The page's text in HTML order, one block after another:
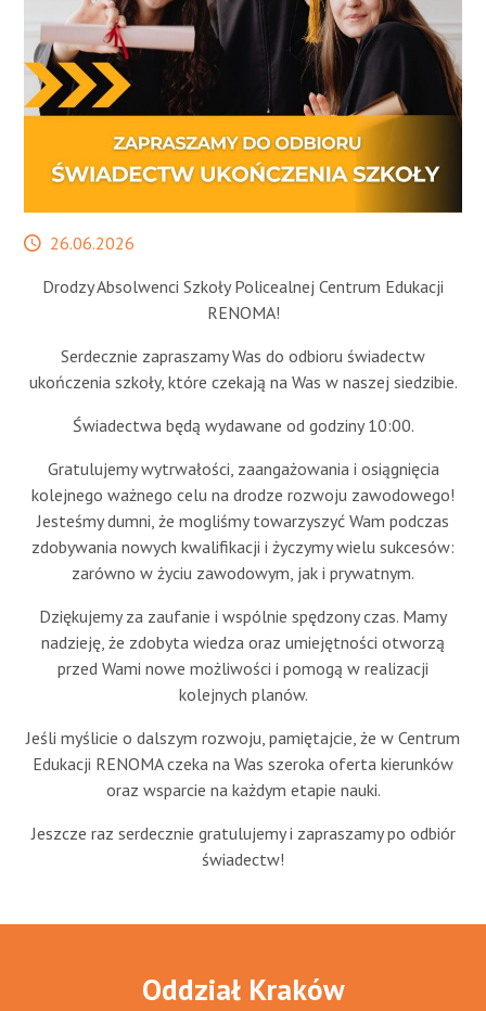
STREFA SŁUCHACZA
Data
26.06.2026
Drodzy Absolwenci Szkoły Policealnej Centrum Edukacji
RENOMA!
Serdecznie zapraszamy Was do odbioru świadectw
ukończenia szkoły, które czekają na Was w naszej siedzibie.
Świadectwa będą wydawane od godziny 10:00.
Gratulujemy wytrwałości, zaangażowania i osiągnięcia
kolejnego ważnego celu na drodze rozwoju zawodowego!
Jesteśmy dumni, że mogliśmy towarzyszyć Wam podczas
zdobywania nowych kwalifikacji i życzymy wielu sukcesów:
zarówno w życiu zawodowym, jak i prywatnym.
Dziękujemy za zaufanie i wspólnie spędzony czas. Mamy
nadzieję, że zdobyta wiedza oraz umiejętności otworzą
przed Wami nowe możliwości i pomogą w realizacji
kolejnych planów.
Jeśli myślicie o dalszym rozwoju, pamiętajcie, że w Centrum
Edukacji RENOMA czeka na Was szeroka oferta kierunków
oraz wsparcie na każdym etapie nauki.
Jeszcze raz serdecznie gratulujemy i zapraszamy po odbiór
świadectw!
Oddział Kraków